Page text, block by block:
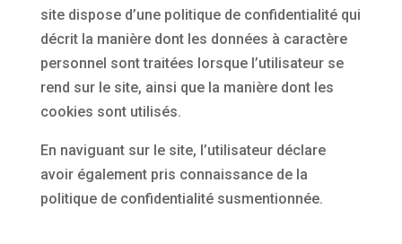
site dispose d’une politique de confidentialité qui
décrit la manière dont les données à caractère
personnel sont traitées lorsque l’utilisateur se
rend sur le site, ainsi que la manière dont les
cookies sont utilisés.
En naviguant sur le site, l’utilisateur déclare
avoir également pris connaissance de la
politique de confidentialité susmentionnée.